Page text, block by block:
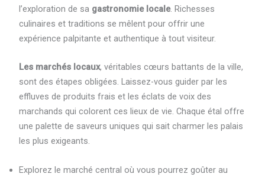
l’exploration de sa gastronomie locale. Richesses
culinaires et traditions se mêlent pour offrir une
expérience palpitante et authentique à tout visiteur.
Les marchés locaux, véritables cœurs battants de la ville,
sont des étapes obligées. Laissez-vous guider par les
effluves de produits frais et les éclats de voix des
marchands qui colorent ces lieux de vie. Chaque étal offre
une palette de saveurs uniques qui sait charmer les palais
les plus exigeants.
Explorez le marché central où vous pourrez goûter au